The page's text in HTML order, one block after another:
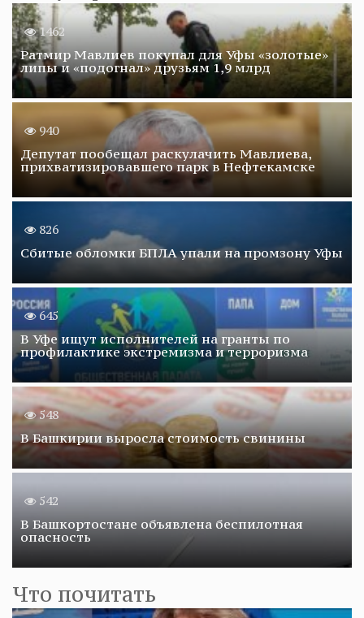
1462
Ратмир Мавлиев покупал для Уфы «золотые»
липы и «подогнал» друзьям 1,9 млрд
940
Депутат пообещал раскулачить Мавлиева,
прихватизировавшего парк в Нефтекамске
826
Сбитые обломки БПЛА упали на промзону Уфы
645
В Уфе ищут исполнителей на гранты по
профилактике экстремизма и терроризма
548
В Башкирии выросла стоимость свинины
542
В Башкортостане объявлена беспилотная
опасность
Что почитать